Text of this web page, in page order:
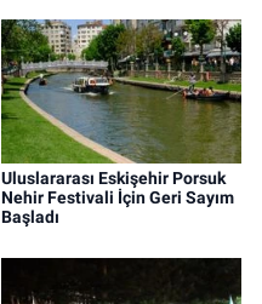
Uluslararası Eskişehir Porsuk
Nehir Festivali İçin Geri Sayım
Başladı